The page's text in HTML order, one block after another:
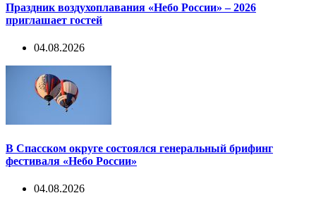
Праздник воздухоплавания «Небо России» – 2026
приглашает гостей
04.08.2026
В Спасском округе состоялся генеральный брифинг
фестиваля «Небо России»
04.08.2026